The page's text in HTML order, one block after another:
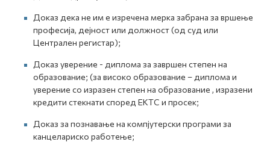
Доказ дека не им е изречена мерка забрана за вршење
професија, дејност или должност (од суд или
Централен регистар);
Доказ уверение - диплома за завршен степен на
образование; (за високо образование – диплома и
уверение со изразен степен на образование , изразени
кредити стекнати според ЕКТС и просек;
Доказ за познавање на компјутерски програми за
канцелариско работење;